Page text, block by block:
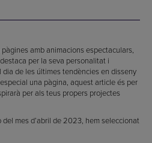
amb animacions espectaculars,
per la seva personalitat i
de les últimes tendències en disseny
una pàgina, aquest article és per
per als teus propers projectes
mes d’abril de 2023, hem seleccionat